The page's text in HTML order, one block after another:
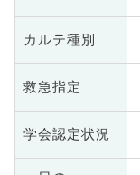
カルテ種別
救急指定
学会認定状況